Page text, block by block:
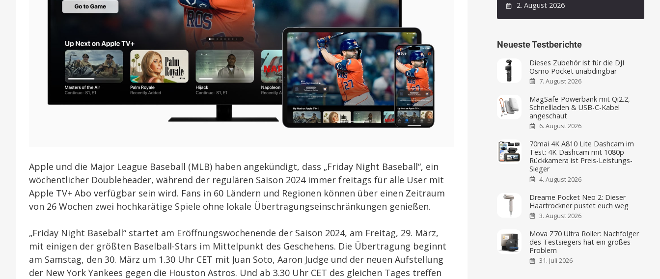
Apple und die Major League Baseball (MLB) haben angekündigt, dass „Friday Night Baseball“, ein
wöchentlicher Doubleheader, während der regulären Saison 2024 immer freitags für alle User mit
Apple TV+ Abo verfügbar sein wird. Fans in 60 Ländern und Regionen können über einen Zeitraum
von 26 Wochen zwei hochkarätige Spiele ohne lokale Übertragungseinschränkungen genießen.
„Friday Night Baseball“ startet am Eröffnungswochenende der Saison 2024, am Freitag, 29. März,
mit einigen der größten Baselball-Stars im Mittelpunkt des Geschehens. Die Übertragung beginnt
am Samstag, den 30. März um 1.30 Uhr CET mit Juan Soto, Aaron Judge und der neuen Aufstellung
der New York Yankees gegen die Houston Astros. Und ab 3.30 Uhr CET des gleichen Tages treffen
2. August 2026
Neueste Testberichte
Dieses Zubehör ist für die DJI
Osmo Pocket unabdingbar
7. August 2026
MagSafe-Powerbank mit Qi2.2,
Schnellladen & USB-C-Kabel
angeschaut
6. August 2026
70mai 4K A810 Lite Dashcam im
Test: 4K-Dashcam mit 1080p
Rückkamera ist Preis-Leistungs-
Sieger
4. August 2026
Dreame Pocket Neo 2: Dieser
Haartrockner pustet euch weg
3. August 2026
Mova Z70 Ultra Roller: Nachfolger
des Testsiegers hat ein großes
Problem
31. Juli 2026